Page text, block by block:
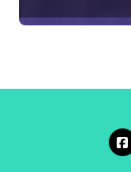
laborales